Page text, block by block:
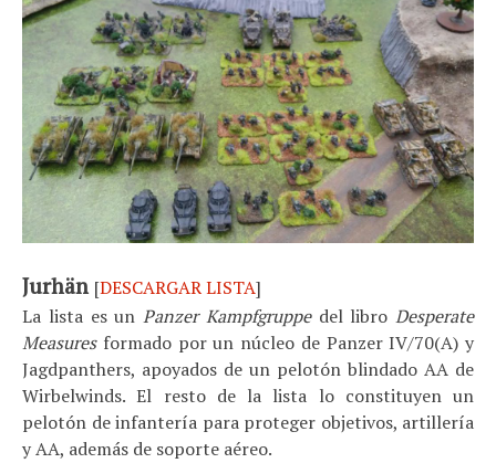
Jurhän [DESCARGAR LISTA]
La lista es un Panzer Kampfgruppe del libro Desperate
Measuresformado por un núcleo de Panzer IV/70(A) y
Jagdpanthers, apoyados de un pelotón blindado AA de
Wirbelwinds. El resto de la lista lo constituyen un
pelotón de infantería para proteger objetivos, artillería
y AA, además de soporte aéreo.